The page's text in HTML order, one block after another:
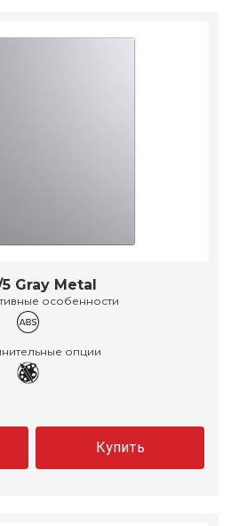
Gray Metal
особенности
опции
Купить